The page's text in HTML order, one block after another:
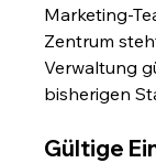
Marketing-
Zentrum
Verwaltung
bisherigen
Gültige